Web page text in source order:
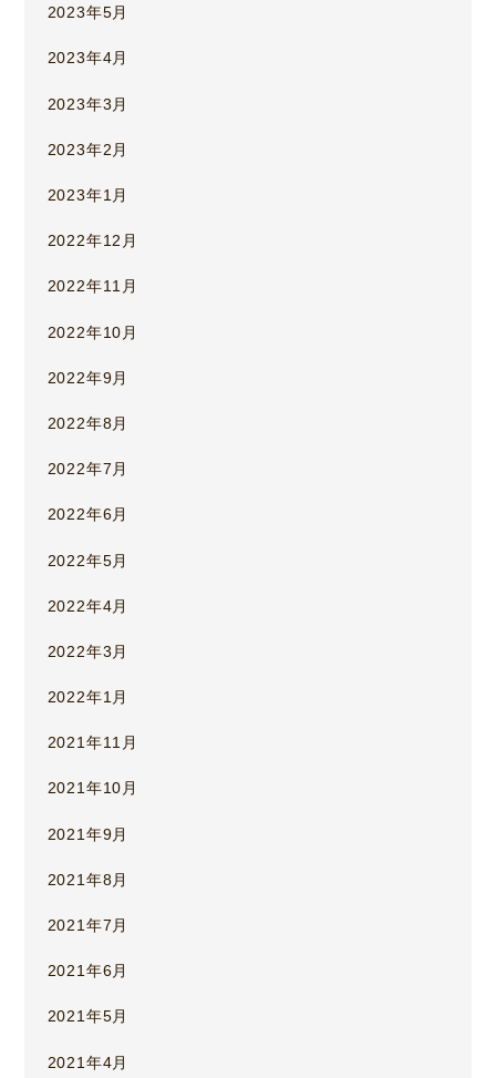
2023年5月
2023年4月
2023年3月
2023年2月
2023年1月
2022年12月
2022年11月
2022年10月
2022年9月
2022年8月
2022年7月
2022年6月
2022年5月
2022年4月
2022年3月
2022年1月
2021年11月
2021年10月
2021年9月
2021年8月
2021年7月
2021年6月
2021年5月
2021年4月